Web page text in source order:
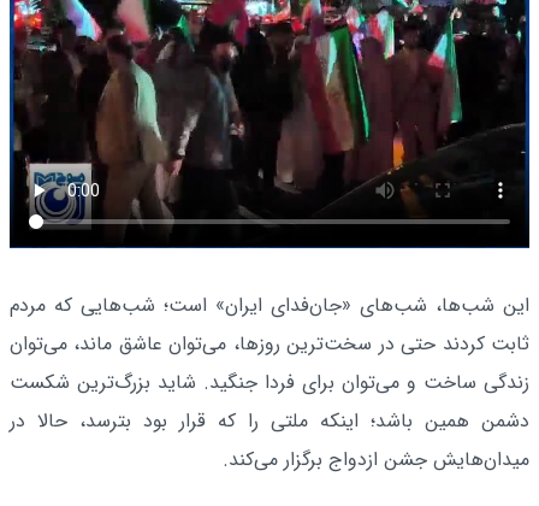
این شب‌ها، شب‌های «جان‌فدای ایران» است؛ شب‌هایی که مردم
ثابت کردند حتی در سخت‌ترین روزها، می‌توان عاشق ماند، می‌توان
زندگی ساخت و می‌توان برای فردا جنگید. شاید بزرگ‌ترین شکست
دشمن همین باشد؛ اینکه ملتی را که قرار بود بترسد، حالا در
میدان‌هایش جشن ازدواج برگزار می‌کند.